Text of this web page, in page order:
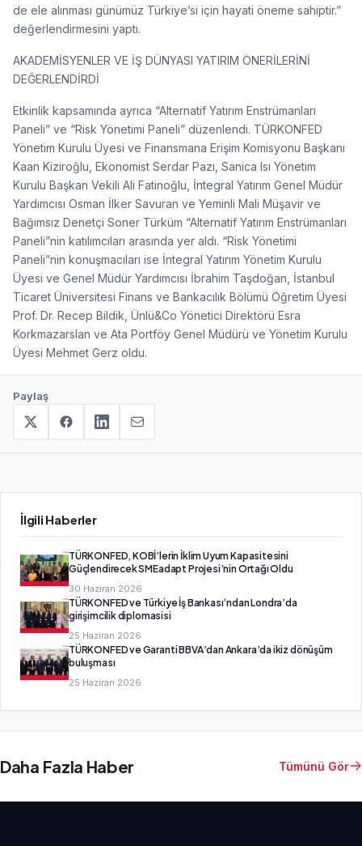
de ele alınması günümüz Türkiye’si için hayati öneme sahiptir.”
değerlendirmesini yaptı.
AKADEMİSYENLER VE İŞ DÜNYASI YATIRIM ÖNERİLERİNİ
DEĞERLENDİRDİ
Etkinlik kapsamında ayrıca “Alternatif Yatırım Enstrümanları
Paneli” ve “Risk Yönetimi Paneli” düzenlendi. TÜRKONFED
Yönetim Kurulu Üyesi ve Finansmana Erişim Komisyonu Başkanı
Kaan Kiziroğlu, Ekonomist Serdar Pazı, Sanica Isı Yönetim
Kurulu Başkan Vekili Ali Fatinoğlu, İntegral Yatırım Genel Müdür
Yardımcısı Osman İlker Savuran ve Yeminli Mali Müşavir ve
Bağımsız Denetçi Soner Türküm “Alternatif Yatırım Enstrümanları
Paneli”nin katılımcıları arasında yer aldı. “Risk Yönetimi
Paneli”nin konuşmacıları ise İntegral Yatırım Yönetim Kurulu
Üyesi ve Genel Müdür Yardımcısı İbrahim Taşdoğan, İstanbul
Ticaret Üniversitesi Finans ve Bankacılık Bölümü Öğretim Üyesi
Prof. Dr. Recep Bildik, Ünlü&Co Yönetici Direktörü Esra
Korkmazarslan ve Ata Portföy Genel Müdürü ve Yönetim Kurulu
Üyesi Mehmet Gerz oldu.
Paylaş
İlgili Haberler
TÜRKONFED, KOBİ’lerin İklim Uyum Kapasitesini
Güçlendirecek SMEadapt Projesi’nin Ortağı Oldu
30 Haziran 2026
TÜRKONFED ve Türkiye İş Bankası’ndan Londra’da
girişimcilik diplomasisi
25 Haziran 2026
TÜRKONFED ve Garanti BBVA’dan Ankara’da ikiz dönüşüm
buluşması
25 Haziran 2026
Daha Fazla Haber Tümünü Gör